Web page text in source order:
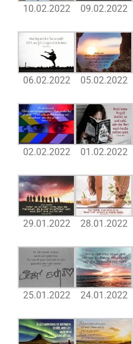
10.02.2022 09.02.2022
06.02.2022 05.02.2022
02.02.2022 01.02.2022
29.01.2022 28.01.2022
25.01.2022 24.01.2022